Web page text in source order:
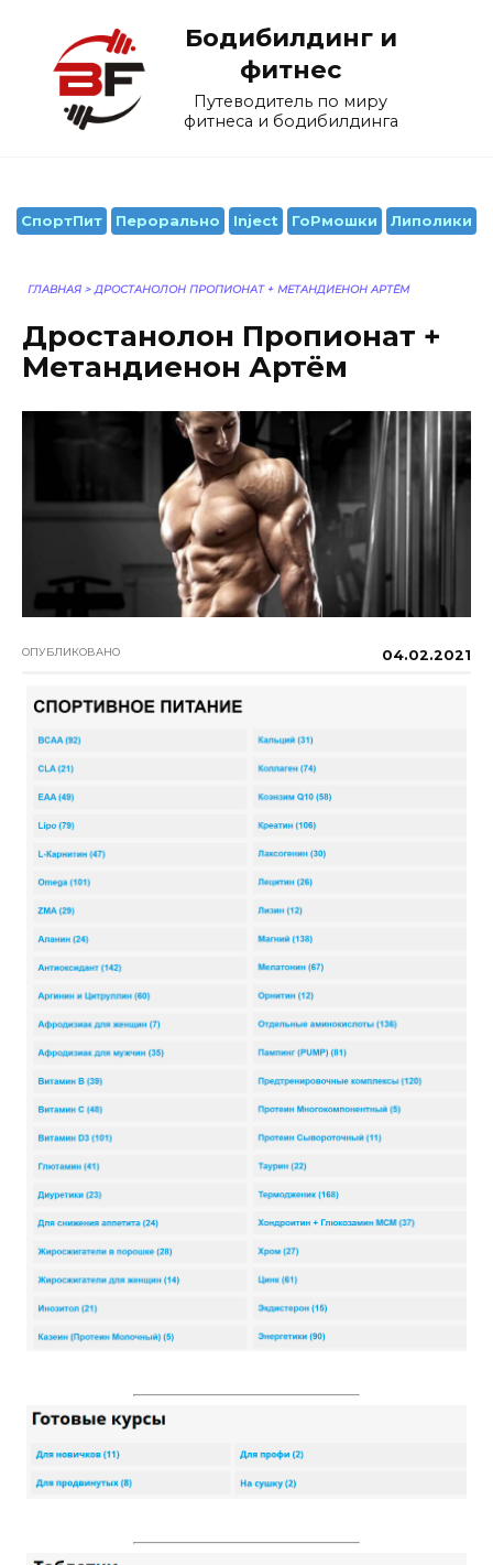
содержанию
Бодибилдинг и
фитнес
Путеводитель по миру
фитнеса и бодибилдинга
СпортПит Перорально Inject ГоРмошки Липолики
ГЛАВНАЯ > ДРОСТАНОЛОН ПРОПИОНАТ + МЕТАНДИЕНОН АРТЁМ
Дростанолон Пропионат +
Метандиенон Артём
ОПУБЛИКОВАНО 04.02.2021